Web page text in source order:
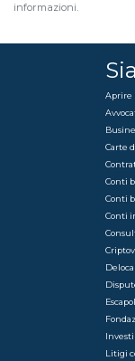
informazioni.
Aprire
Carte
Conti
Conti
Conti
Litigi